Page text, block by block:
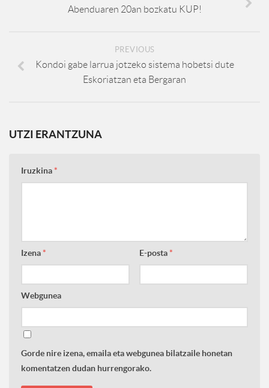
Abenduaren 20an bozkatu KUP!
PREVIOUS
Kondoi gabe larrua jotzeko sistema hobetsi dute
Eskoriatzan eta Bergaran
UTZI ERANTZUNA
Iruzkina*
Izena* E-posta*
Webgunea
Gorde nire izena, emaila eta webgunea bilatzaile honetan
komentatzen dudan hurrengorako.